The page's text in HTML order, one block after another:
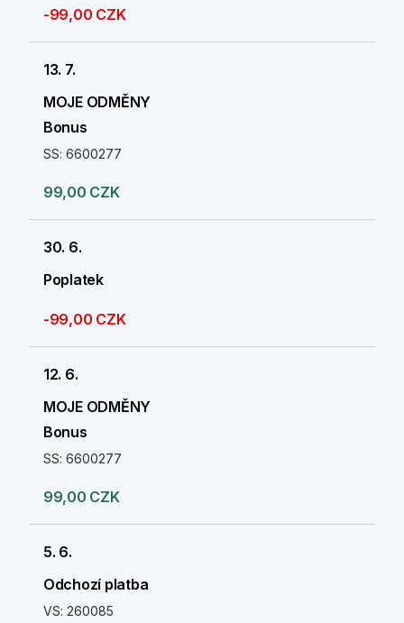
-99,00 CZK
13. 7.
MOJE ODMĚNY
Bonus
SS: 6600277
99,00 CZK
30. 6.
Poplatek
-99,00 CZK
12. 6.
MOJE ODMĚNY
Bonus
SS: 6600277
99,00 CZK
5. 6.
Odchozí platba
VS: 260085